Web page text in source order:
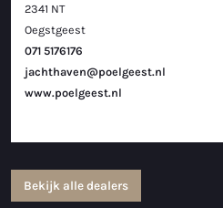
2341 NT
Oegstgeest
071 5176176
jachthaven@poelgeest.nl
www.poelgeest.nl
Bekijk alle dealers